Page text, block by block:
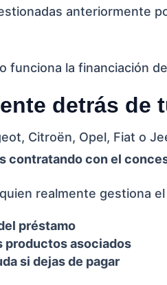
anteriormente
funciona la financiación
detrás
Citroën, Opel, Fiat o
contratando con el
realmente gestiona
préstamo
productos asociados
si dejas de pagar